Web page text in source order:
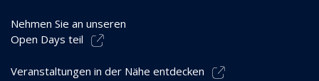
Nehmen Sie an unseren
Open Days teil
Veranstaltungen in der Nähe entdecken